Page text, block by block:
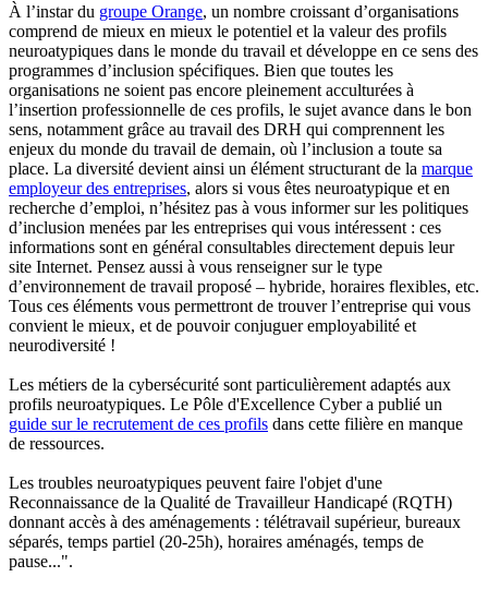
À l’instar du groupe Orange, un nombre croissant d’organisations
comprend de mieux en mieux le potentiel et la valeur des profils
neuroatypiques dans le monde du travail et développe en ce sens des
programmes d’inclusion spécifiques. Bien que toutes les
organisations ne soient pas encore pleinement acculturées à
l’insertion professionnelle de ces profils, le sujet avance dans le bon
sens, notamment grâce au travail des DRH qui comprennent les
enjeux du monde du travail de demain, où l’inclusion a toute sa
place. La diversité devient ainsi un élément structurant de la marque
employeur des entreprises, alors si vous êtes neuroatypique et en
recherche d’emploi, n’hésitez pas à vous informer sur les politiques
d’inclusion menées par les entreprises qui vous intéressent : ces
informations sont en général consultables directement depuis leur
site Internet. Pensez aussi à vous renseigner sur le type
d’environnement de travail proposé – hybride, horaires flexibles, etc.
Tous ces éléments vous permettront de trouver l’entreprise qui vous
convient le mieux, et de pouvoir conjuguer employabilité et
neurodiversité !
Les métiers de la cybersécurité sont particulièrement adaptés aux
profils neuroatypiques. Le Pôle d'Excellence Cyber a publié un
guide sur le recrutement de ces profils dans cette filière en manque
de ressources.
Les troubles neuroatypiques peuvent faire l'objet d'une
Reconnaissance de la Qualité de Travailleur Handicapé (RQTH)
donnant accès à des aménagements : télétravail supérieur, bureaux
séparés, temps partiel (20-25h), horaires aménagés, temps de
pause...".